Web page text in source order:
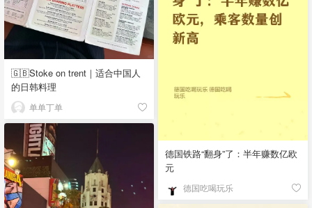
🇬🇧Stoke on trent｜适合中国人
的日韩料理
单单丁单
德国铁路“翻身”了：半年赚数亿欧
元
德国吃喝玩乐